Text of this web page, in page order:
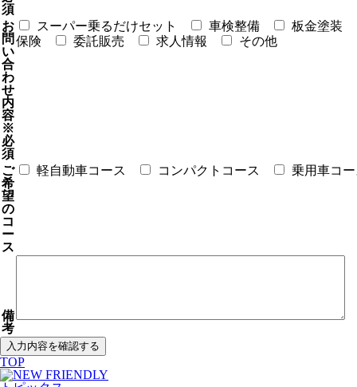
須
お
問
い
合
わ
せ
内
容
※
必
須
スーパー乗るだけセット 車検整備
板金塗装
保険
委託販売 求人情報 その他
ご
希
望
の
コ
ー
ス
軽自動車コース コンパクトコース 乗用車コ
備
考
TOP